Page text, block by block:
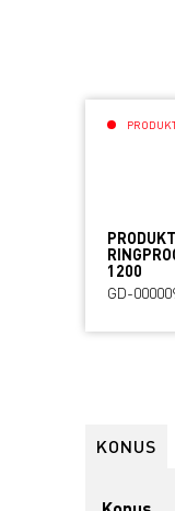
1200
GD-
KONUS